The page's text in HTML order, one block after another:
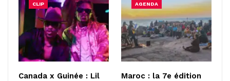
CLIP
Canada x Guinée : Lil
AGENDA
Maroc : la 7e édition